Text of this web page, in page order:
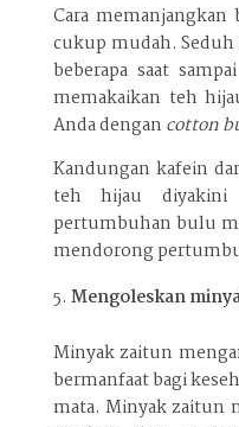
Cara
cukup mudah.
beberapa saat
memakaikan teh
Anda dengan cotton
Kandungan kafein
teh hijau diyakini
pertumbuhan bulu
mendorong
Mengoleskan
Minyak zaitun
bermanfaat bagi
mata. Minyak zaitun